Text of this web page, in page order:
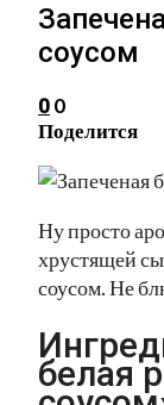
соусом
0 0
Поделится
Ну просто
хрустящей
соусом. Не
белая